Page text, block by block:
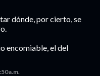
dónde, por cierto, se
encomiable, el del
a.m.